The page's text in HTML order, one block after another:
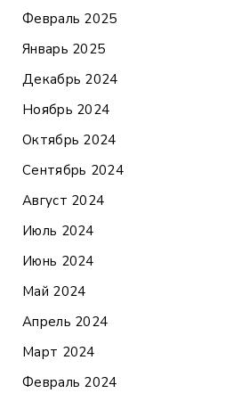
Февраль 2025
Январь 2025
Декабрь 2024
Ноябрь 2024
Октябрь 2024
Сентябрь 2024
Август 2024
Июль 2024
Июнь 2024
Май 2024
Апрель 2024
Март 2024
Февраль 2024